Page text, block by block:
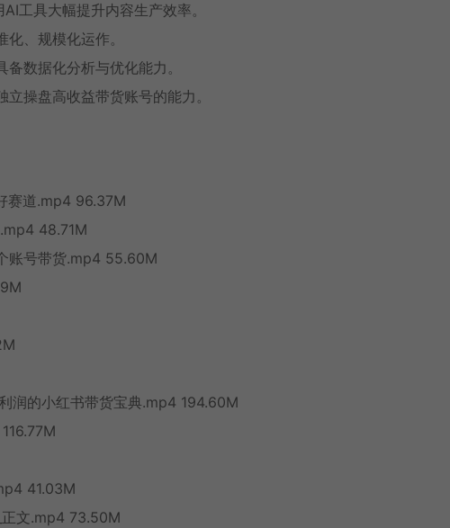
工具大幅提升内容生产效率。
、规模化运作。
数据化分析与优化能力。
操盘高收益带货账号的能力。
赛道.mp4 96.37M
48.71M
账号带货.mp4 55.60M
润的小红书带货宝典.mp4 194.60M
41.03M
正文.mp4 73.50M